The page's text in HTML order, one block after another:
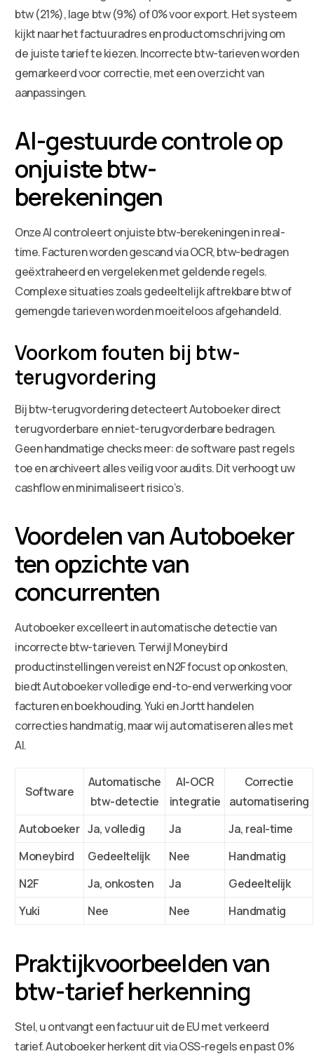
btw (21%), lage btw (9%) of 0% voor export. Het systeem
kijkt naar het factuuradres en productomschrijving om
de juiste tarief te kiezen. Incorrecte btw-tarieven worden
gemarkeerd voor correctie, met een overzicht van
aanpassingen.
AI-gestuurde controle op
onjuiste btw-
berekeningen
Onze AI controleert onjuiste btw-berekeningen in real-
time. Facturen worden gescand via OCR, btw-bedragen
geëxtraheerd en vergeleken met geldende regels.
Complexe situaties zoals gedeeltelijk aftrekbare btw of
gemengde tarieven worden moeiteloos afgehandeld.
Voorkom fouten bij btw-
terugvordering
Bij btw-terugvordering detecteert Autoboeker direct
terugvorderbare en niet-terugvorderbare bedragen.
Geen handmatige checks meer: de software past regels
toe en archiveert alles veilig voor audits. Dit verhoogt uw
cashflow en minimaliseert risico’s.
Voordelen van Autoboeker
ten opzichte van
concurrenten
Autoboeker excelleert in automatische detectie van
incorrecte btw-tarieven. Terwijl Moneybird
productinstellingen vereist en N2F focust op onkosten,
biedt Autoboeker volledige end-to-end verwerking voor
facturen en boekhouding. Yuki en Jortt handelen
correcties handmatig, maar wij automatiseren alles met
AI.
Software
Automatische
btw-detectie
AI-OCR
integratie
Correctie
automatisering
Autoboeker Ja, volledig Ja
Ja, real-time
Moneybird
Gedeeltelijk Nee
Handmatig
N2F
Ja, onkosten Ja
Gedeeltelijk
Yuki
Nee Nee Handmatig
Praktijkvoorbeelden van
btw-tarief herkenning
Stel, u ontvangt een factuur uit de EU met verkeerd
tarief. Autoboeker herkent dit via OSS-regels en past 0%